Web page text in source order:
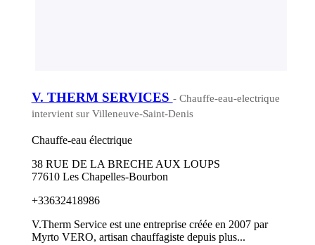
V. THERM SERVICES - Chauffe-eau-electrique
intervient sur Villeneuve-Saint-Denis
Chauffe-eau électrique
38 RUE DE LA BRECHE AUX LOUPS
77610 Les Chapelles-Bourbon
+33632418986
V.Therm Service est une entreprise créée en 2007 par
Myrto VERO, artisan chauffagiste depuis plus...